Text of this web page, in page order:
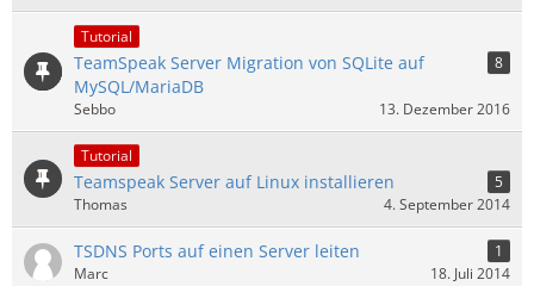
Tutorial
TeamSpeak Server Migration von SQLite auf
MySQL/MariaDB
8
Sebbo 13. Dezember 2016
Tutorial
Teamspeak Server auf Linux installieren
5
Thomas
4. September 2014
TSDNS Ports auf einen Server leiten
1
Marc
18. Juli 2014